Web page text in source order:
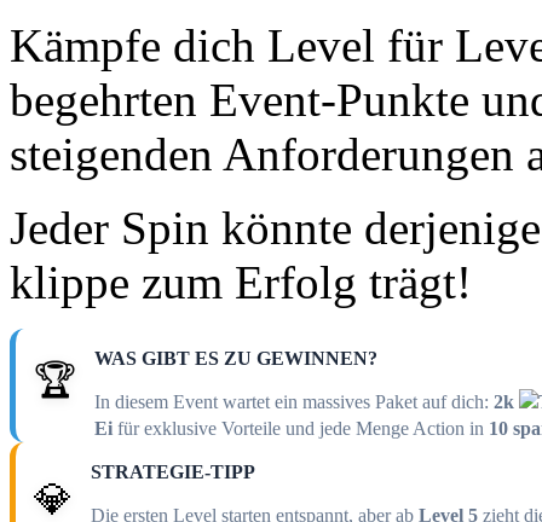
Kämpfe dich Level für
begehrten Event-Punkte
steigenden Anforderungen
Jeder Spin könnte
klippe zum Erfolg trägt!
🏆
WAS GIBT ES ZU GEWINNEN?
In diesem Event wartet ein massives Paket auf dich: 2k
Ei für exklusive Vorteile und jede Menge Action in 10
💎
STRATEGIE-TIPP
Die ersten Level starten entspannt, aber ab Level 5 zieht